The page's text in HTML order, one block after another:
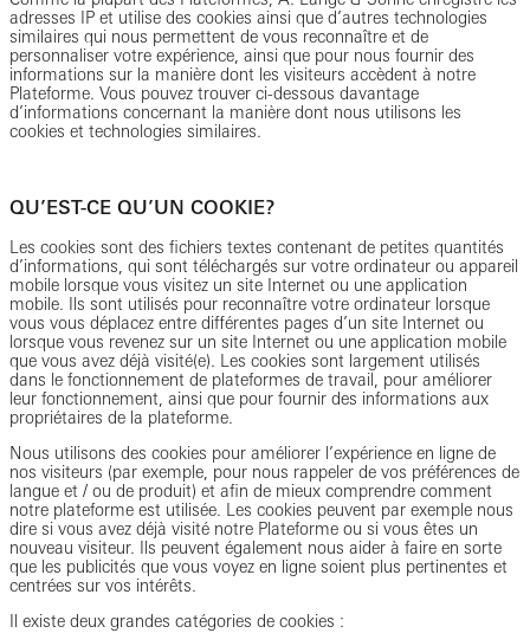
adresses IP et utilise des cookies ainsi que d’autres technologies
similaires qui nous permettent de vous reconnaître et de
personnaliser votre expérience, ainsi que pour nous fournir des
informations sur la manière dont les visiteurs accèdent à notre
Plateforme. Vous pouvez trouver ci-dessous davantage
d’informations concernant la manière dont nous utilisons les
cookies et technologies similaires.
QU’EST-CE QU’UN COOKIE?
Les cookies sont des fichiers textes contenant de petites quantités
d’informations, qui sont téléchargés sur votre ordinateur ou appareil
mobile lorsque vous visitez un site Internet ou une application
mobile. Ils sont utilisés pour reconnaître votre ordinateur lorsque
vous vous déplacez entre différentes pages d’un site Internet ou
lorsque vous revenez sur un site Internet ou une application mobile
que vous avez déjà visité(e). Les cookies sont largement utilisés
dans le fonctionnement de plateformes de travail, pour améliorer
leur fonctionnement, ainsi que pour fournir des informations aux
propriétaires de la plateforme.
Nous utilisons des cookies pour améliorer l’expérience en ligne de
nos visiteurs (par exemple, pour nous rappeler de vos préférences de
langue et / ou de produit) et afin de mieux comprendre comment
notre plateforme est utilisée. Les cookies peuvent par exemple nous
dire si vous avez déjà visité notre Plateforme ou si vous êtes un
nouveau visiteur. Ils peuvent également nous aider à faire en sorte
que les publicités que vous voyez en ligne soient plus pertinentes et
centrées sur vos intérêts.
Il existe deux grandes catégories de cookies :